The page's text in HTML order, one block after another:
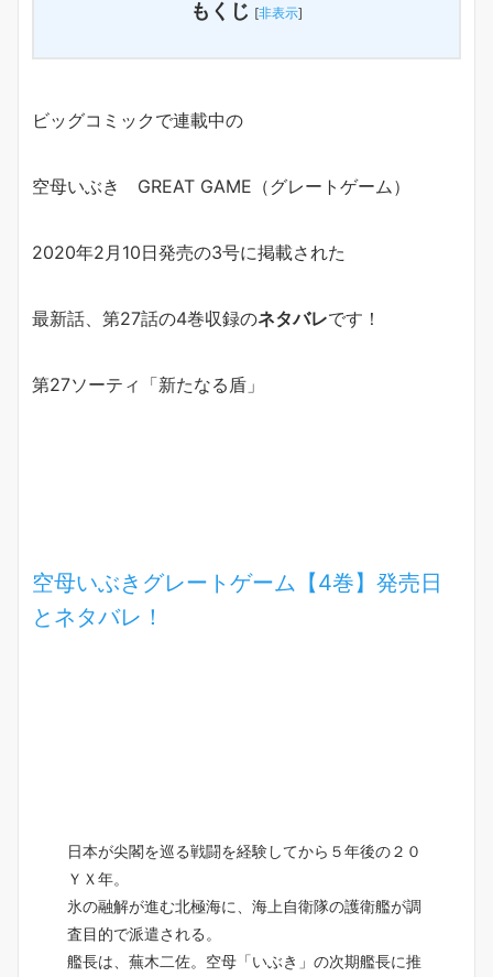
もくじ [非表示]
ビッグコミックで連載中の
空母いぶき GREAT GAME（グレートゲーム）
2020年2月10日発売の3号に掲載された
最新話、第27話の4巻収録のネタバレです！
第27ソーティ「新たなる盾」
空母いぶきグレートゲーム【4巻】発売日
とネタバレ！
日本が尖閣を巡る戦闘を経験してから５年後の２０
ＹＸ年。
氷の融解が進む北極海に、海上自衛隊の護衛艦が調
査目的で派遣される。
艦長は、蕪木二佐。空母「いぶき」の次期艦長に推